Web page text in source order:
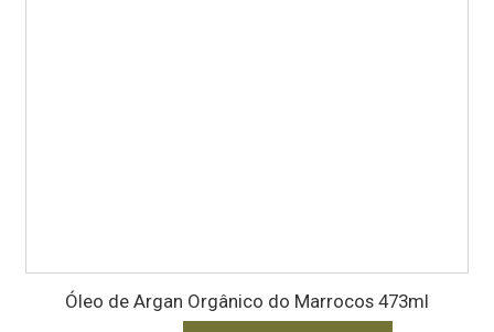
Óleo de Argan Orgânico do Marrocos 473ml